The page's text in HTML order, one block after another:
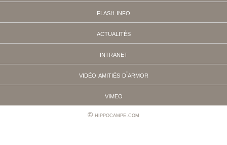
flash info
actualités
intranet
vidéo amitiés d'armor
vimeo
hippocampe.com